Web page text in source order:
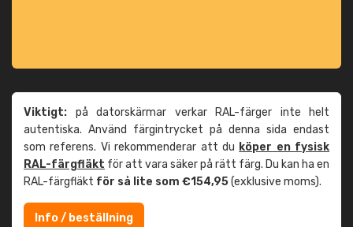
Viktigt: på datorskärmar verkar RAL-färger inte helt
autentiska. Använd färgintrycket på denna sida endast
som referens. Vi rekommenderar att du köper en fysisk
RAL-färgfläkt för att vara säker på rätt färg. Du kan ha en
RAL-färgfläkt för så lite som €154,95(exklusive moms).
Info / beställning